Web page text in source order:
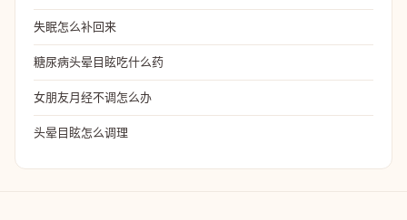
失眠怎么补回来
糖尿病头晕目眩吃什么药
女朋友月经不调怎么办
头晕目眩怎么调理